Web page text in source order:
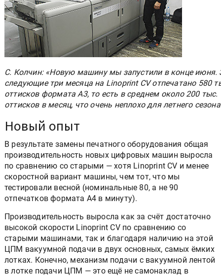
С. Колчин: «Новую машину мы запустили в конце июня.
следующие три месяца на Linoprint CV отпечатано 580
оттисков формата А3, то есть в среднем около 200 тыс.
оттисков в месяц, что очень неплохо для летнего
Новый опыт
В результате замены печатного оборудования общая
производительность новых цифровых машин выросла
по сравнению со старыми — хотя Linoprint CV и менее
скоростной вариант машины, чем тот, что мы
тестировали весной (номинальные 80, а не 90
отпечатков формата А4 в минуту).
Производительность выросла как за счёт достаточно
высокой скорости Linoprint CV по сравнению со
старыми машинами, так и благодаря наличию на этой
ЦПМ вакуумной подачи в двух основных, самых ёмких
лотках. Конечно, механизм подачи с вакуумной лентой
в лотке подачи ЦПМ — это ещё не самонаклад в